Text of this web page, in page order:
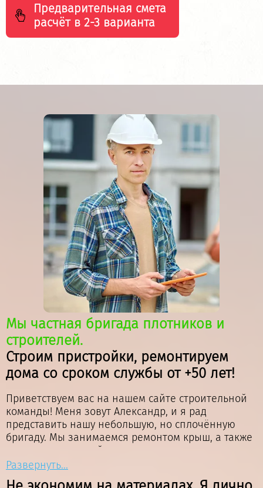
Предварительная смета
расчёт в 2-3 варианта
Мы частная бригада плотников и
строителей.
Строим пристройки, ремонтируем
дома со сроком службы от +50 лет!
Приветствуем вас на нашем сайте строительной
команды! Меня зовут Александр, и я рад
представить нашу небольшую, но сплочённую
бригаду. Мы занимаемся ремонтом крыш, а также
возводим пристройки, веранды и террасы,
выполняем фасадные работы в Московской
Развернуть...